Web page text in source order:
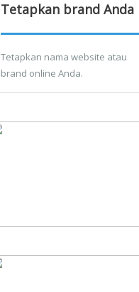
Tetapkan brand Anda
Tetapkan nama website atau
brand online Anda.